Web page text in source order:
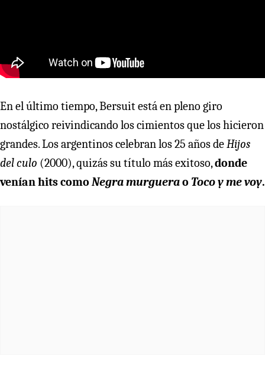
En el último tiempo, Bersuit está en pleno giro
nostálgico reivindicando los cimientos que los hicieron
grandes. Los argentinos celebran los 25 años deHijos
del culo (2000), quizás su título más exitoso,donde
venían hits como Negra murguerao Toco y me voy.